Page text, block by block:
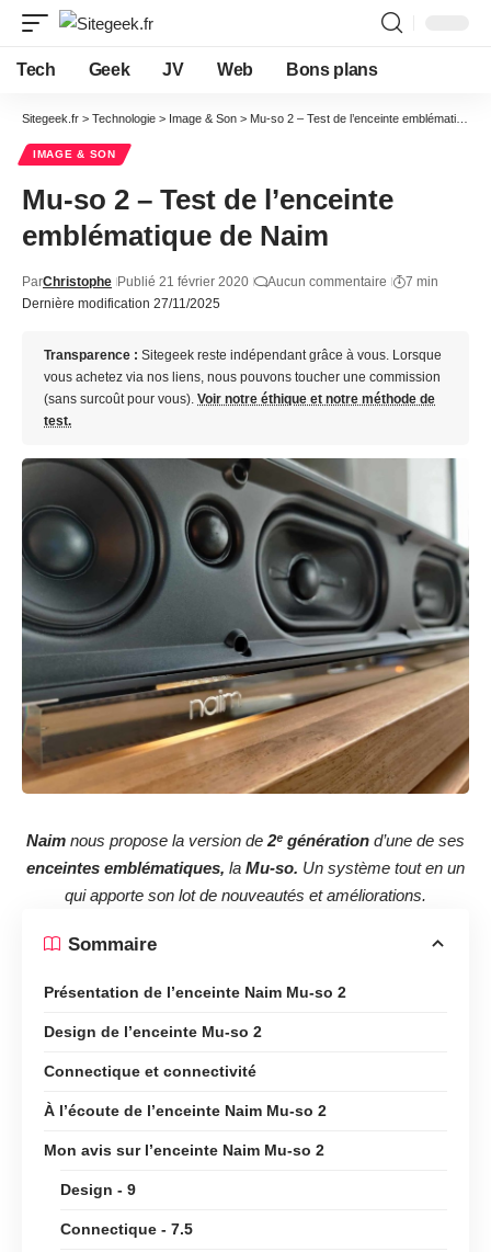
Tech Geek JV Web Bons plans
Sitegeek.fr > Technologie > Image & Son > Mu-so 2 – Test de l’enceinte emblématique de Naim
IMAGE & SON
Mu-so 2 – Test de l’enceinte
emblématique de Naim
Dernière modification 27/11/2025
ParChristophe Publié 21 février 2020 Aucun commentaire 7 min
Transparence : Sitegeek reste indépendant grâce à vous. Lorsque
vous achetez via nos liens, nous pouvons toucher une commission
(sans surcoût pour vous). Voir notre éthique et notre méthode de
test.
Naim nous propose la version de 2ᵉ génération d’une de ses
enceintes emblématiques, la Mu-so. Un système tout en un
qui apporte son lot de nouveautés et améliorations.
Sommaire
Présentation de l’enceinte Naim Mu-so 2
Design de l’enceinte Mu-so 2
Connectique et connectivité
À l’écoute de l’enceinte Naim Mu-so 2
Mon avis sur l’enceinte Naim Mu-so 2
Design - 9
Connectique - 7.5